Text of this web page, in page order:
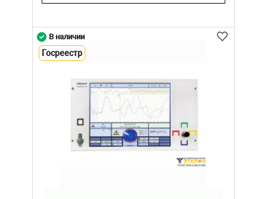
В наличии
Госреестр